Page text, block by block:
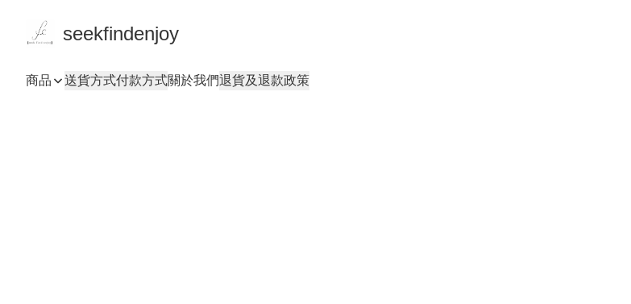
seekfindenjoy
商品 送貨方式付款方式關於我們退貨及退款政策